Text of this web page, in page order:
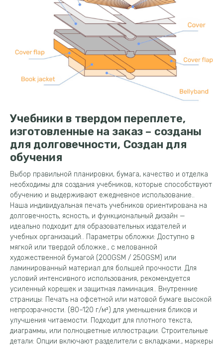
Учебники в твердом переплете,
изготовленные на заказ – созданы
для долговечности, Создан для
обучения
Выбор правильной планировки, бумага, качество и отделка
необходимы для создания учебников, которые способствуют
обучению и выдерживают ежедневное использование..
Наша индивидуальная печать учебников ориентирована на
долговечность, ясность, и функциональный дизайн —
идеально подходит для образовательных издателей и
учебных организаций.. Параметры обложки: Доступно в
мягкой или твердой обложке., с мелованной
художественной бумагой (200GSM / 250GSM) или
ламинированный материал для большей прочности. Для
условий интенсивного использования, рекомендуется
усиленный корешек и защитная ламинация.. Внутренние
страницы: Печать на офсетной или матовой бумаге высокой
непрозрачности. (80–120 г/м²) для уменьшения бликов и
улучшения читаемости. Подходит для плотного текста,
диаграммы, или полноцветные иллюстрации. Строительные
детали: Опции включают разделители с вкладками., маркеры